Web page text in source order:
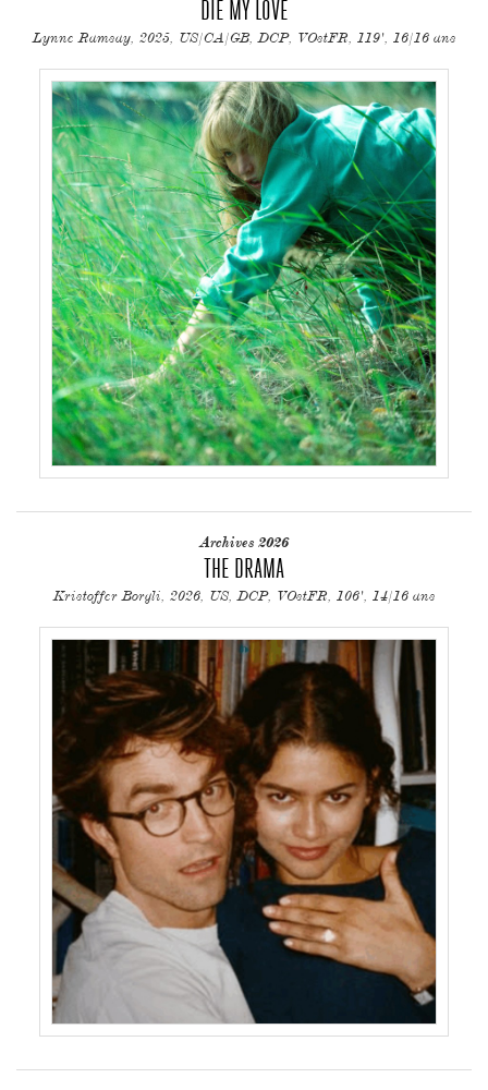
DIE MY LOVE
Lynne Ramsay, 2025, US/CA/GB, DCP, VOstFR, 119', 16/16 ans
Archives 2026
THE DRAMA
Kristoffer Borgli, 2026, US, DCP, VOstFR, 106', 14/16 ans